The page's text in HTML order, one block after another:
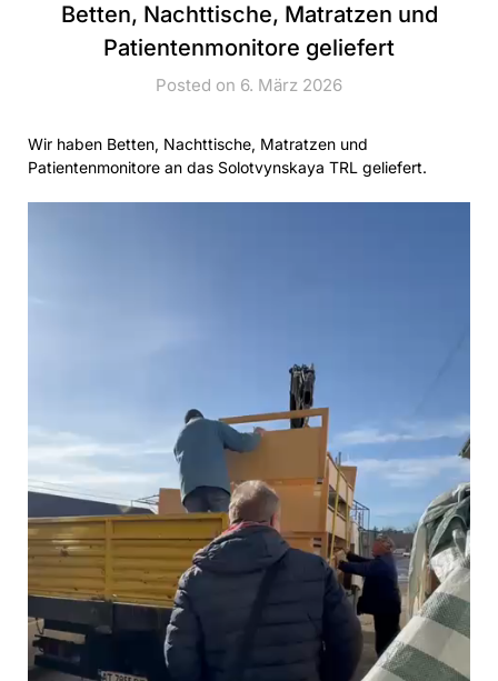
Betten, Nachttische, Matratzen und
Patientenmonitore geliefert
Posted on 6. März 2026
Wir haben Betten, Nachttische, Matratzen und
Patientenmonitore an das Solotvynskaya TRL geliefert.